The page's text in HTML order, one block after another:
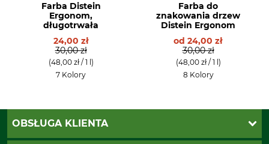
Farba Distein
Ergonom,
długotrwała
24,00 zł
30,00 zł
(48,00 zł / 1 l)
7 Kolory
Farba do
znakowania drzew
Distein Ergonom
od 24,00 zł
30,00 zł
(48,00 zł / 1 l)
8 Kolory
OBSŁUGA KLIENTA